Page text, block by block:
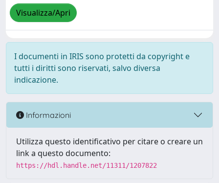
Visualizza/Apri
I documenti in IRIS sono protetti da copyright e
tutti i diritti sono riservati, salvo diversa
indicazione.
Informazioni
Utilizza questo identificativo per citare o creare un
link a questo documento:
https://hdl.handle.net/11311/1207822